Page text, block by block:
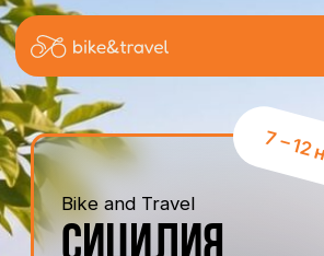
сИЦИЛИЯ
Bike and Travel
6 дней / 5 ночей
7 – 12 ноября 2026 г.